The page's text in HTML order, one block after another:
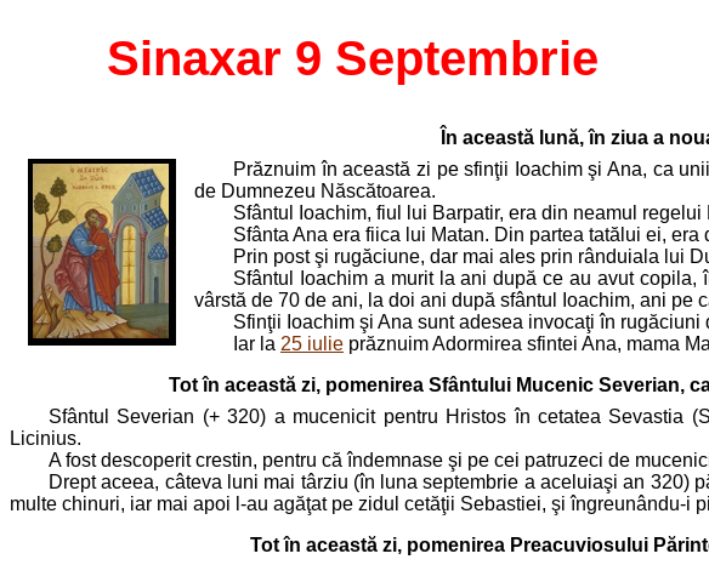
Sinaxar 9 Septembrie
În această lună, în ziua a
Prăznuim în această zi pe sfinţii Ioachim şi Ana, ca
de Dumnezeu Născătoarea.
Sfântul Ioachim, fiul lui Barpatir, era din neamul
Sfânta Ana era fiica lui Matan. Din partea tatălui ei,
Prin post şi rugăciune, dar mai ales prin rânduiala lui
Sfântul Ioachim a murit la ani după ce au avut
vârstă de 70 de ani, la doi ani după sfântul Ioachim, ani pe
Sfinţii Ioachim şi Ana sunt adesea invocaţi în
Iar la 25 iulie prăznuim Adormirea sfintei Ana, mama
Tot în această zi, pomenirea Sfântului Mucenic Severian,
Sfântul Severian (+ 320) a mucenicit pentru Hristos în cetatea Sevastia
Licinius.
A fost descoperit crestin, pentru că îndemnase şi pe cei patruzeci de
Drept aceea, câteva luni mai târziu (în luna septembrie a aceluiaşi an 320)
multe chinuri, iar mai apoi l-au agăţat pe zidul cetăţii Sebastiei, şi îngreunându-
Tot în această zi, pomenirea Preacuviosului